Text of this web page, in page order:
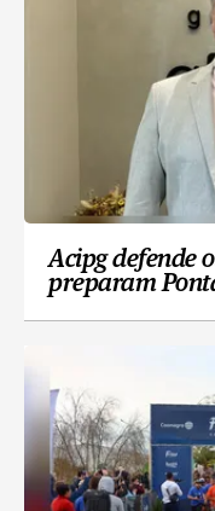
Acipg defende
preparam